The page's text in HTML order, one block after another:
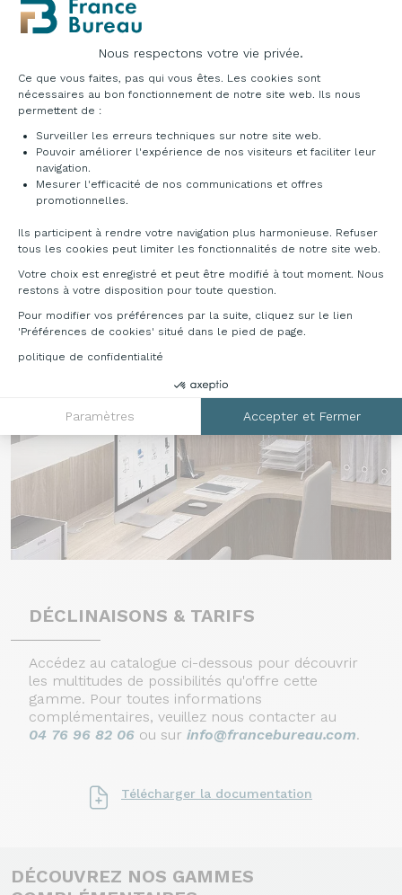
Nous respectons votre vie privée.
Plateforme de Gestion du Consentement :
Ce que vous faites, pas qui vous êtes. Les cookies sont
nécessaires au bon fonctionnement de notre site web. Ils nous
permettent de :
Surveiller les erreurs techniques sur notre site web.
Pouvoir améliorer l'expérience de nos visiteurs et faciliter leur
navigation.
Mesurer l'efficacité de nos communications et offres
promotionnelles.
Ils participent à rendre votre navigation plus harmonieuse. Refuser
tous les cookies peut limiter les fonctionnalités de notre site web.
Votre choix est enregistré et peut être modifié à tout moment. Nous
restons à votre disposition pour toute question.
Pour modifier vos préférences par la suite, cliquez sur le lien
'Préférences de cookies' situé dans le pied de page.
politique de confidentialité
Paramètres Accepter et Fermer
Axeptio consent
des vérins de réglage. Densité panneau: 670/730
kg/m3.
Plans de travail
Plans de travail aggloméré ép. 30 mm, revêtu sur
deux cotés avec papier de mélamine anti-rayures
antichoc sur les 4 cotés assortis au plan. Tous les
plans des comptoirs ont les trous passe-câbles
incluses, avec obturateur et bouchon en ABS.
Densité panneau: 670/730 kg/m3.
Pieds et pieds de soutien
Pieds en tube d’acier diamètre 60 mm vernis à
supports et équerres sont en acier verni à poudre
DÉCLINAISONS & TARIFS
Accédez au catalogue ci-dessous pour découvrir
les multitudes de possibilités qu'offre cette
gamme. Pour toutes informations
complémentaires, veuillez nous contacter au
04 76 96 82 06 ou sur info@francebureau.com.
Télécharger la documentation
DÉCOUVREZ NOS GAMMES